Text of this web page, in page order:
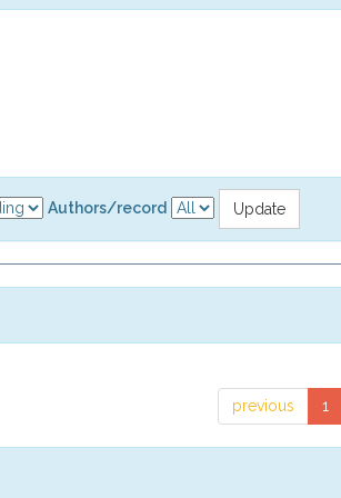
Authors/record
previous 1